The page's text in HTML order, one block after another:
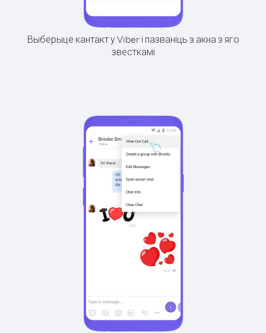
Выберыце кантакт у Viber і пазваніць з акна з яго
звесткамі